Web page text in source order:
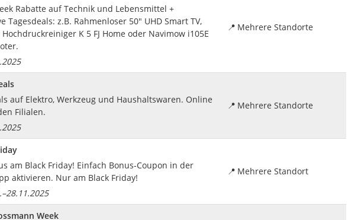
Rabatte auf Technik und Lebensmittel +
Tagesdeals: z.B. Rahmenloser 50" UHD Smart TV,
K 5 FJ Home oder Navimow i105E
📍 Mehrere Standorte
auf Elektro, Werkzeug und Haushaltswaren. Online
Filialen.
📍 Mehrere Standorte
am Black Friday! Einfach Bonus-Coupon in der
aktivieren. Nur am Black Friday!
–28.11.2025
📍 Mehrere Standort
Week